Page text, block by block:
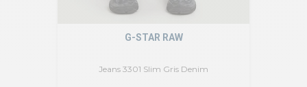
Jeans 3301 Slim Gris Denim
G-STAR RAW